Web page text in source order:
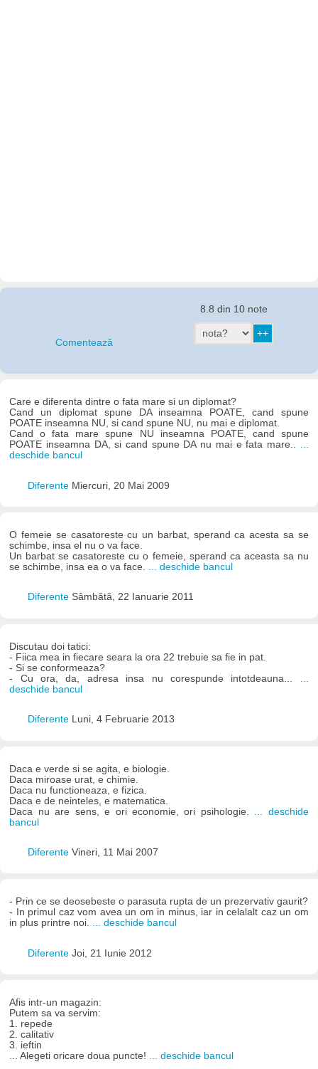
Comentează
8.8 din 10 note
Care e diferenta dintre o fata mare si un diplomat?
Cand un diplomat spune DA inseamna POATE, cand spune
POATE inseamna NU, si cand spune NU, nu mai e diplomat.
Cand o fata mare spune NU inseamna POATE, cand spune
POATE inseamna DA, si cand spune DA nu mai e fata mare.. ...
deschide bancul
Diferente Miercuri, 20 Mai 2009
O femeie se casatoreste cu un barbat, sperand ca acesta sa se
schimbe, insa el nu o va face.
Un barbat se casatoreste cu o femeie, sperand ca aceasta sa nu
se schimbe, insa ea o va face. ... deschide bancul
Diferente Sâmbătă, 22 Ianuarie 2011
Discutau doi tatici:
- Fiica mea in fiecare seara la ora 22 trebuie sa fie in pat.
- Si se conformeaza?
- Cu ora, da, adresa insa nu corespunde intotdeauna...
deschide bancul
Diferente Luni, 4 Februarie 2013
Daca e verde si se agita, e biologie.
Daca miroase urat, e chimie.
Daca nu functioneaza, e fizica.
Daca e de neinteles, e matematica.
Daca nu are sens, e ori economie, ori psihologie.
... deschide
bancul
Diferente Vineri, 11 Mai 2007
- Prin ce se deosebeste o parasuta rupta de un prezervativ gaurit?
- In primul caz vom avea un om in minus, iar in celalalt caz un om
in plus printre noi. ... deschide bancul
Diferente Joi, 21 Iunie 2012
Afis intr-un magazin:
Putem sa va servim:
1. repede
2. calitativ
3. ieftin
... Alegeti oricare doua puncte! ... deschide bancul